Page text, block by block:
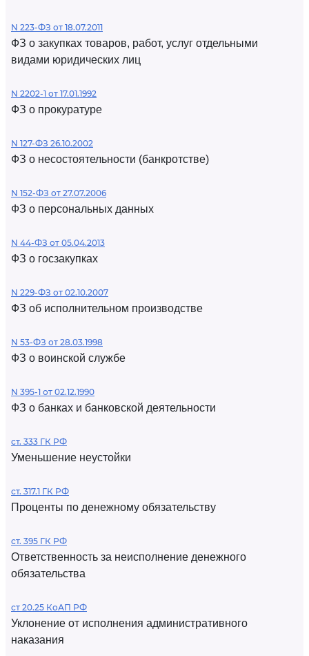
N 223-ФЗ от 18.07.2011
ФЗ о закупках товаров, работ, услуг отдельными
видами юридических лиц
N 2202-1 от 17.01.1992
ФЗ о прокуратуре
N 127-ФЗ 26.10.2002
ФЗ о несостоятельности (банкротстве)
N 152-ФЗ от 27.07.2006
ФЗ о персональных данных
N 44-ФЗ от 05.04.2013
ФЗ о госзакупках
N 229-ФЗ от 02.10.2007
ФЗ об исполнительном производстве
N 53-ФЗ от 28.03.1998
ФЗ о воинской службе
N 395-1 от 02.12.1990
ФЗ о банках и банковской деятельности
ст. 333 ГК РФ
Уменьшение неустойки
ст. 317.1 ГК РФ
Проценты по денежному обязательству
ст. 395 ГК РФ
Ответственность за неисполнение денежного
обязательства
ст 20.25 КоАП РФ
Уклонение от исполнения административного
наказания